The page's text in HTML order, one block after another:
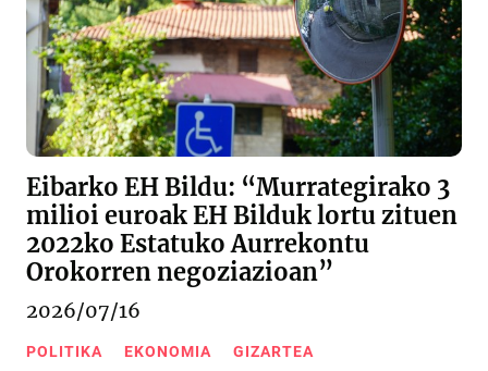
Eibarko EH Bildu: “Murrategirako 3
milioi euroak EH Bilduk lortu zituen
2022ko Estatuko Aurrekontu
Orokorren negoziazioan”
2026/07/16
POLITIKA EKONOMIA GIZARTEA